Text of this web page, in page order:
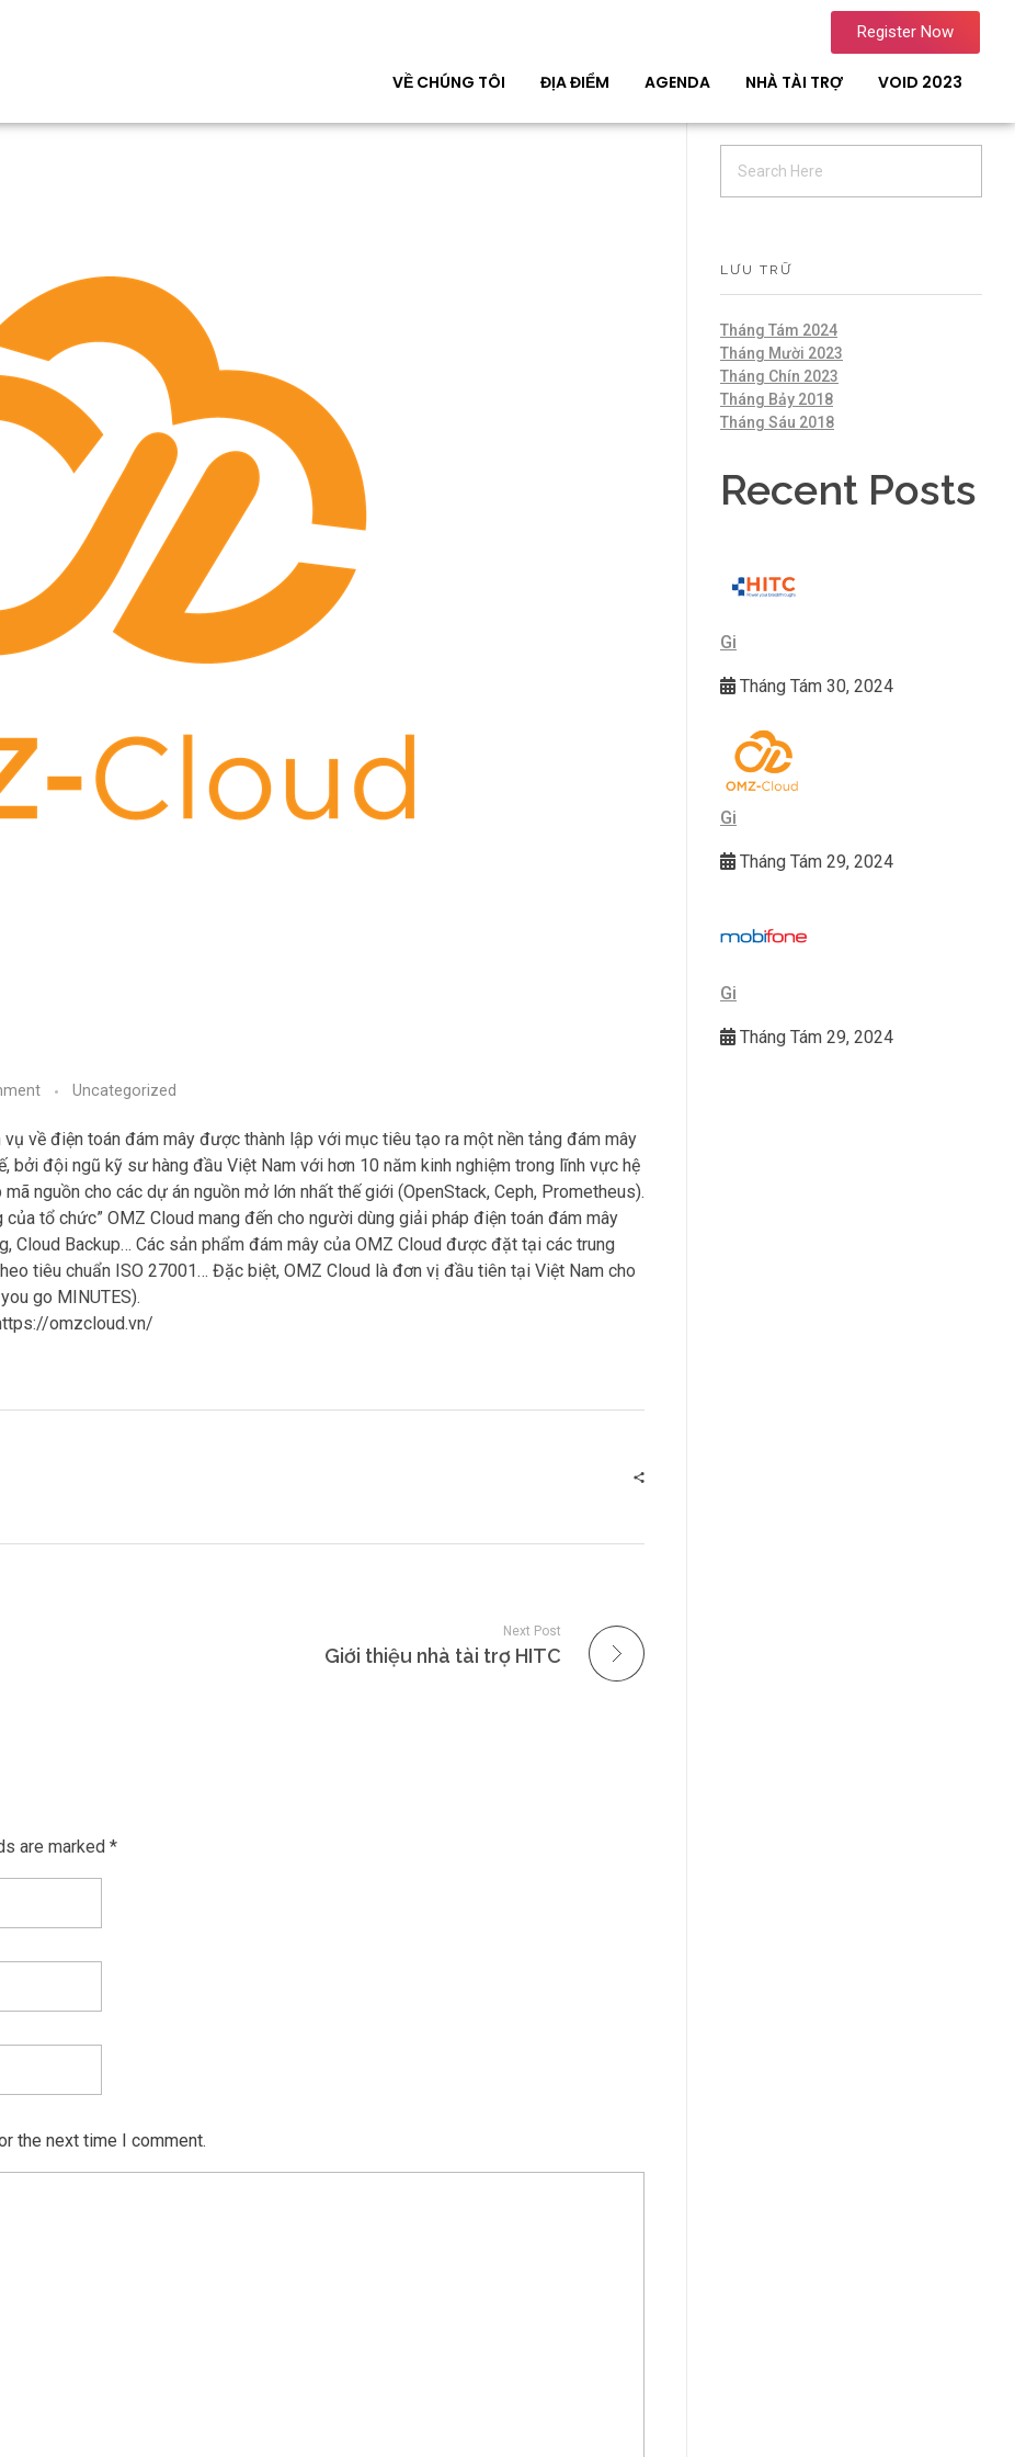
Register Now
VỀ CHÚNG TÔI ĐỊA ĐIỂM AGENDA NHÀ TÀI TRỢ VOID 2023
Uncategorized
về điện toán đám mây được thành lập với mục tiêu tạo ra một nền tảng đám mây
đội ngũ kỹ sư hàng đầu Việt Nam với hơn 10 năm kinh nghiệm trong lĩnh vực hệ
nguồn cho các dự án nguồn mở lớn nhất thế giới (OpenStack, Ceph, Prometheus).
tổ chức” OMZ Cloud mang đến cho người dùng giải pháp điện toán đám mây
Cloud Backup… Các sản phẩm đám mây của OMZ Cloud được đặt tại các trung
tiêu chuẩn ISO 27001… Đặc biệt, OMZ Cloud là đơn vị đầu tiên tại Việt Nam cho
go MINUTES).
omzcloud.vn/
Next Post
Giới thiệu nhà tài trợ HITC
are marked *
the next time I comment.
LƯU TRỮ
Tháng Tám 2024
Tháng Mười 2023
Tháng Chín 2023
Tháng Bảy 2018
Tháng Sáu 2018
Recent Posts
Gi
Tháng Tám 30, 2024
Gi
Tháng Tám 29, 2024
Gi
Tháng Tám 29, 2024